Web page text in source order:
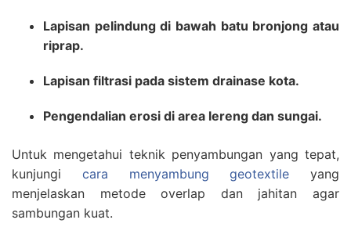
Lapisan pelindung di bawah batu bronjong atau
riprap.
Lapisan filtrasi pada sistem drainase kota.
Pengendalian erosi di area lereng dan sungai.
Untuk mengetahui teknik penyambungan yang tepat,
kunjungi cara menyambung geotextile yang
menjelaskan metode overlap dan jahitan agar
sambungan kuat.